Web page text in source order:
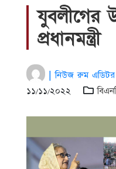
যুবলীগের
প্রধানমন্ত্রী
| নিউজ রুম এডিটর
১১/১১/২০২২